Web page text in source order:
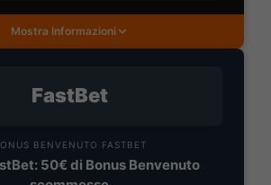
Mostra Informazioni
FastBet
BENVENUTO FASTBET
50€ di Bonus Benvenuto